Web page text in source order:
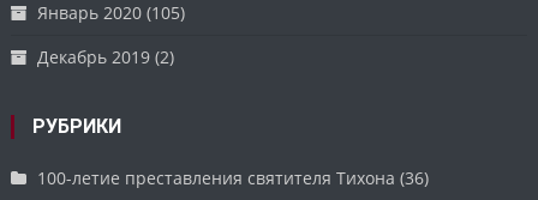
Январь 2020 (105)
Декабрь 2019 (2)
РУБРИКИ
100-летие преставления святителя Тихона (36)